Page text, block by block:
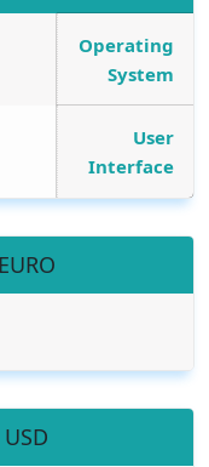
Operating
System
User
Interface